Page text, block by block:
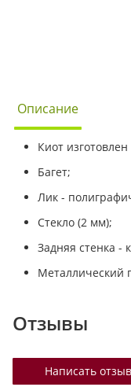
Описание
Киот
Багет;
Лик -
Стекло (2 мм);
Задняя стенка -
Металлический
Отзывы
Написать отзыв